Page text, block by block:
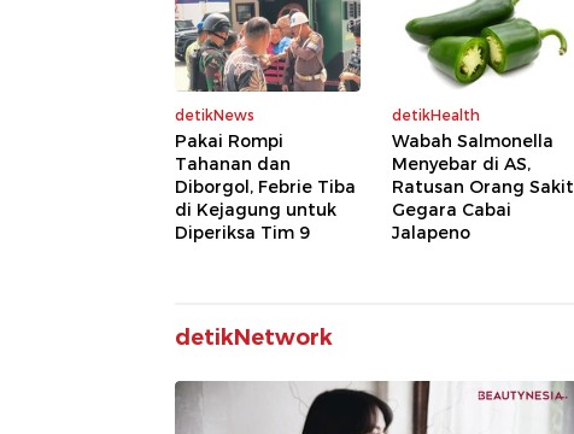
detikNews
Pakai Rompi
Tahanan dan
Diborgol, Febrie Tiba
di Kejagung untuk
Diperiksa Tim 9
detikHealth
Wabah Salmonella
Menyebar di AS,
Ratusan Orang Sakit
Gegara Cabai
Jalapeno
detikNetwork